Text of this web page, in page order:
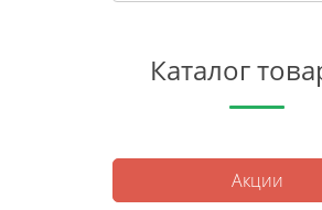
Каталог
Акции